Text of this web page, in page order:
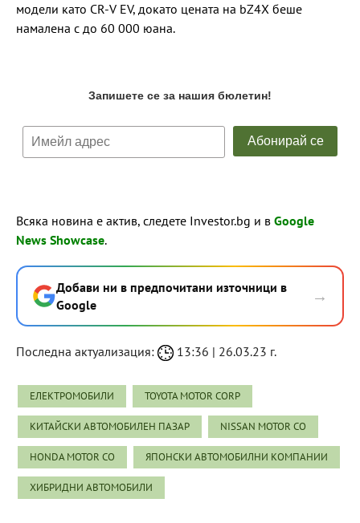
модели като CR-V EV, докато цената на bZ4X беше
намалена с до 60 000 юана.
Всяка новина е актив, следете Investor.bg и в Google
News Showcase.
Добави ни в предпочитани източници в
Google
→
Последна актуализация: 13:36 | 26.03.23 г.
ЕЛЕКТРОМОБИЛИ TOYOTA MOTOR CORP
КИТАЙСКИ АВТОМОБИЛЕН ПАЗАР NISSAN MOTOR CO
HONDA MOTOR CO ЯПОНСКИ АВТОМОБИЛНИ КОМПАНИИ
ХИБРИДНИ АВТОМОБИЛИ